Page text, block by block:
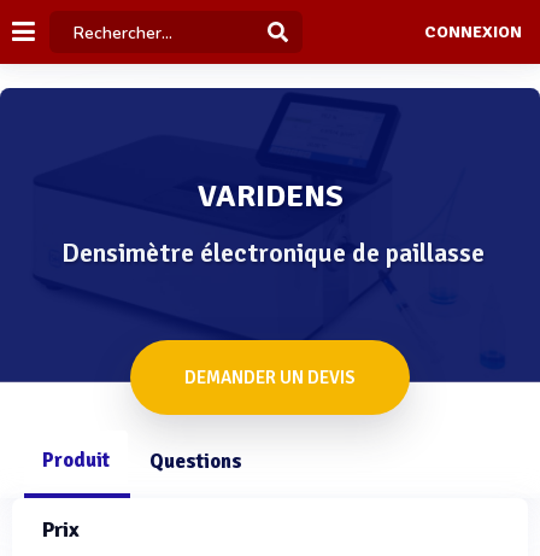
CONNEXION
VARIDENS
Densimètre électronique de paillasse
DEMANDER UN DEVIS
Produit Questions
Prix